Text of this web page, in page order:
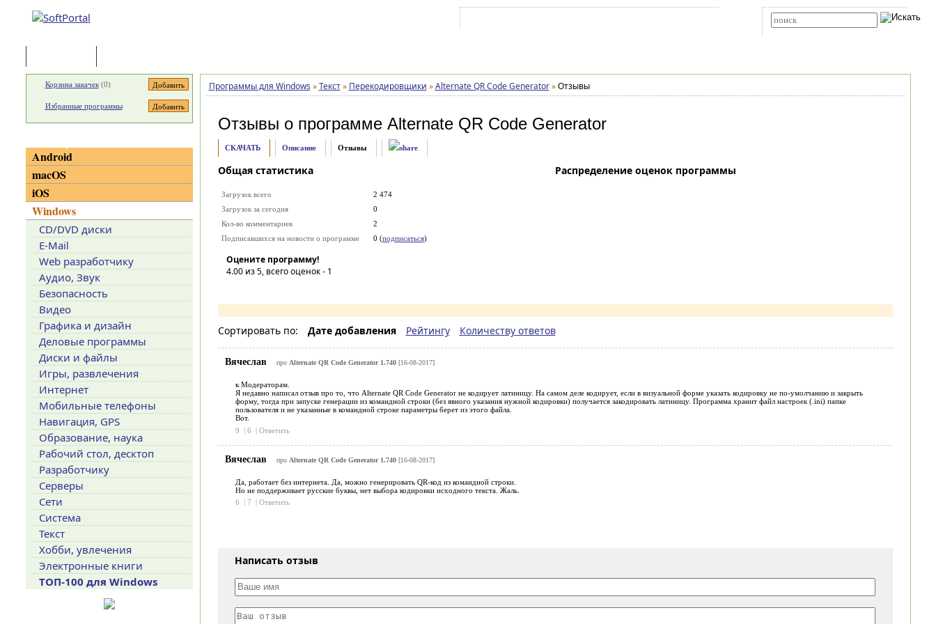
Программы для Windows » Текст » Перекодировщики » Alternate QR Code Generator » Отзывы
Отзывы о программе Alternate QR Code Generator
СКАЧАТЬ Описание Отзывы
Общая статистика
Загрузок всего
2 474
Загрузок за сегодня
0
Кол-во комментариев
2
Подписавшихся на новости о программе
0 (подписаться)
Оцените программу!
4.00из 5, всего оценок - 1
Распределение оценок программы
Сортировать по: Дате добавления Рейтингу Количеству ответов
Вячеслав про Alternate QR Code Generator 1.740[16-08-2017]
к Модераторам.
Я недавно написал отзыв про то, что Alternate QR Code Generator не кодирует латиницу. На самом деле кодирует, если в визуальной форме указать кодировку не по-умолчанию и закрыть
форму, тогда при запуске генерации из командной строки (без явного указания нужной кодировки) получается закодировать латиницу. Программа хранит файл настроек (.ini) папке
пользователя и не указанные в командной строке параметры берет из этого файла.
Вот.
9
| 6 | Ответить
Вячеслав про Alternate QR Code Generator 1.740[16-08-2017]
Да, работает без интернета. Да, можно генерировать QR-код из командной строки.
Но не поддерживает русские буквы, нет выбора кодировки исходного текста. Жаль.
6
| 7 | Ответить
Написать отзыв
Корзина закачек(0)
Избранные программы
Android
macOS
iOS
Windows
CD/DVD диски
E-Mail
Web разработчику
Аудио, Звук
Безопасность
Видео
Графика и дизайн
Деловые программы
Диски и файлы
Игры, развлечения
Интернет
Мобильные телефоны
Навигация, GPS
Образование, наука
Рабочий стол, десктоп
Разработчику
Серверы
Сети
Система
Текст
Хобби, увлечения
Электронные книги
ТОП-100 для Windows